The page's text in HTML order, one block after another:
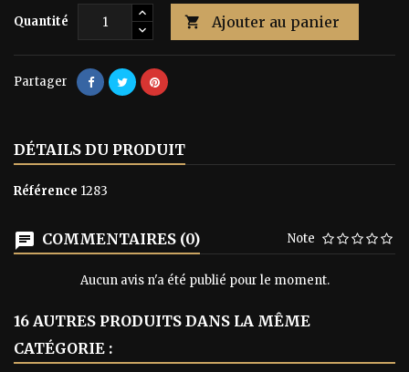
Quantité  Ajouter au panier
Partager
DÉTAILS DU PRODUIT
Référence 1283
COMMENTAIRES (0) Note
Aucun avis n'a été publié pour le moment.
16 AUTRES PRODUITS DANS LA MÊME
CATÉGORIE :